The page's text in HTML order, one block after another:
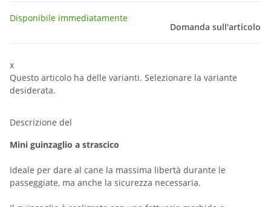
Disponibile immediatamente
Domanda sull'articolo
x
Questo articolo ha delle varianti. Selezionare la variante
desiderata.
Descrizione del
Mini guinzaglio a strascico
Ideale per dare al cane la massima libertà durante le
passeggiate, ma anche la sicurezza necessaria.